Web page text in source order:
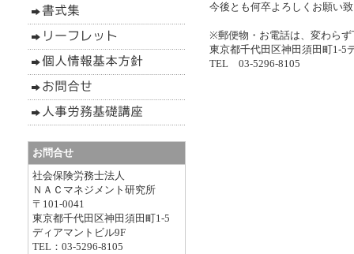
今後とも何卒よろしくお願い
※郵便物・お電話は、変わら
東京都千代田区神田須田町1-5
TEL 03-5296-8105
お問合せ
社会保険労務士法人
ＮＡＣマネジメント研究所
〒101-0041
東京都千代田区神田須田町1-5
ディアマントビル9F
TEL：03-5296-8105